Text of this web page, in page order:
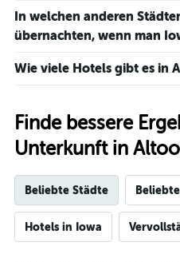
In welchen anderen
übernachten, wenn man
Wie viele Hotels gibt es in
Finde bessere
Unterkunft in
Beliebte Städte
Hotels in Iowa